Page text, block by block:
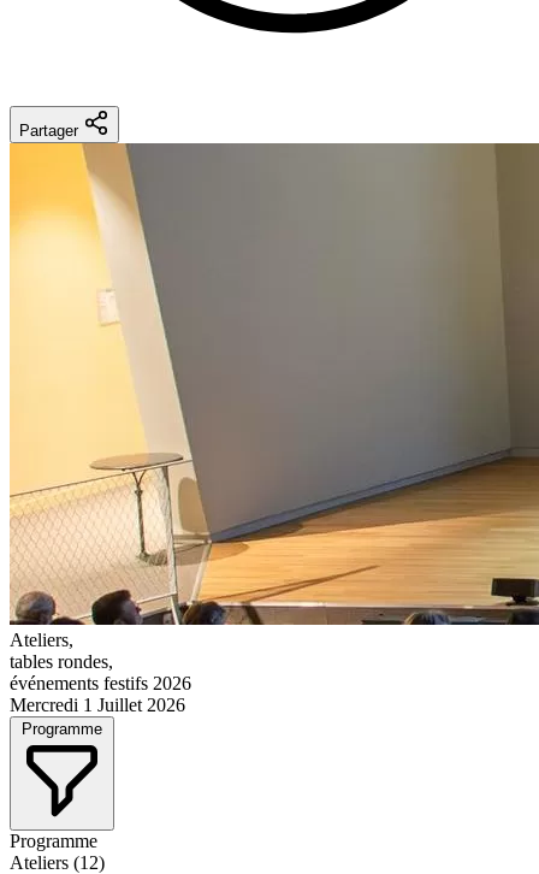
Partager
Ateliers,
tables rondes,
événements festifs 2026
Mercredi 1 Juillet 2026
Programme
Programme
Ateliers (12)